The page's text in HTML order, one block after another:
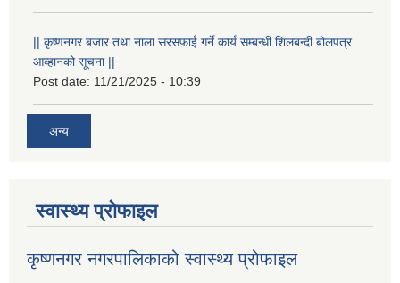
|| कृष्णनगर बजार तथा नाला सरसफाई गर्ने कार्य सम्बन्धी शिलबन्दी बोलपत्र
आव्हानको सूचना ||
Post date: 11/21/2025 - 10:39
अन्य
स्वास्थ्य प्रोफाइल
कृष्णनगर नगरपालिकाको स्वास्थ्य प्रोफाइल